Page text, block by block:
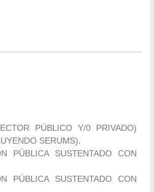
PÚBLICO Y/0 PRIVADO)
SERUMS).
PÚBLICA SUSTENTADO CON
PÚBLICA SUSTENTADO CON